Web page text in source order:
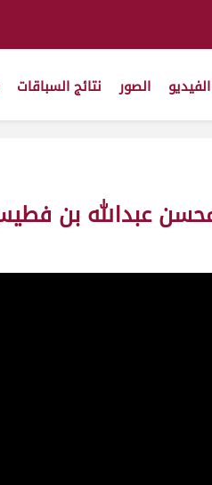
الصور نتائج السباقات